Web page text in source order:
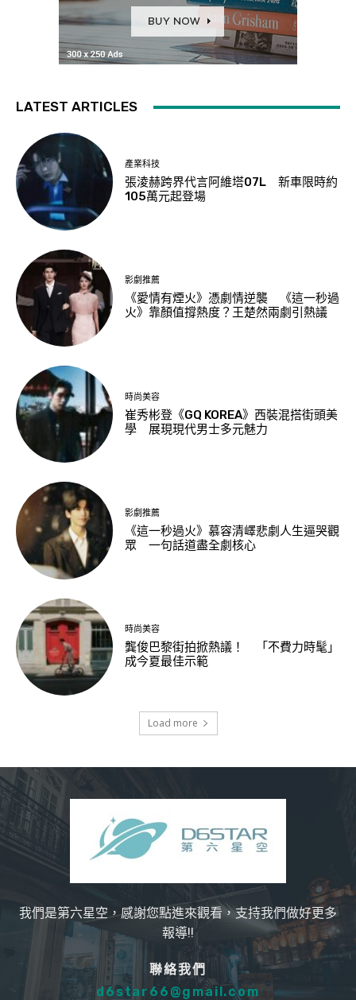
LATEST ARTICLES
產業科技
張淩赫跨界代言阿維塔07L 新車限時約
105萬元起登場
影劇推薦
《愛情有煙火》憑劇情逆襲 《這一秒過
火》靠顏值撐熱度？王楚然兩劇引熱議
時尚美容
崔秀彬登《GQ KOREA》西裝混搭街頭美
學 展現現代男士多元魅力
影劇推薦
《這一秒過火》慕容清嶧悲劇人生逼哭觀
眾 一句話道盡全劇核心
時尚美容
龔俊巴黎街拍掀熱議！ 「不費力時髦」
成今夏最佳示範
Load more
我們是第六星空，感謝您點進來觀看，支持我們做好更多
報導!!
聯絡我們
d6star66@gmail.com